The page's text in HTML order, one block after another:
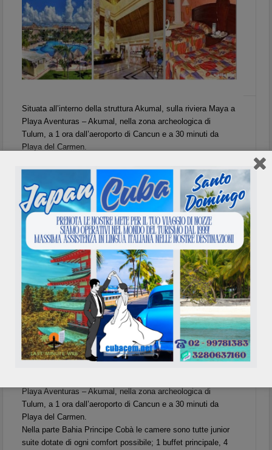
Situata all’interno della struttura Akumal, sulla riviera Maya a
Playa Aventuras – Akumal, nella zona archeologica di
Tulum, a 1 ora dall’aeroporto di Cancun e a 30 minuti da
Playa del Carmen.
suite dotate di ogni comfort possibile; 1 buffet principale, 4
ristoranti à la carte, bar. I turisti che alloggiano al Cobà
possono usufruire di tutti i ristoranti e bar del complesso.
Riviera Maya – Bahia Principe Tulum 5*
Playa Aventuras – Akumal, nella zona archeologica di
Tulum, a 1 ora dall’aeroporto di Cancun e a 30 minuti da
Playa del Carmen.
Nella parte Bahia Principe Cobà le camere sono tutte junior
suite dotate di ogni comfort possibile; 1 buffet principale, 4